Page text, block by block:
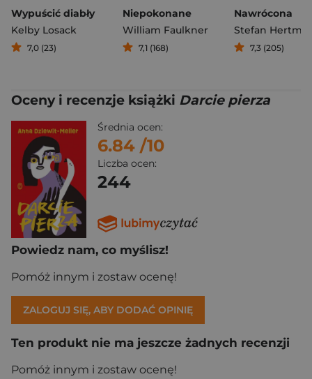
Wypuścić diabły
Kelby Losack
7,0 (23)
Niepokonane
William Faulkner
7,1 (168)
Nawrócona
Stefan
7,3 (205)
Oceny i recenzje książki Darcie pierza
Średnia ocen:
6.84 /10
Liczba ocen:
244
Powiedz nam, co myślisz!
Pomóż innym i zostaw ocenę!
ZALOGUJ SIĘ, ABY DODAĆ OPINIĘ
Ten produkt nie ma jeszcze żadnych recenzji
Pomóż innym i zostaw ocenę!